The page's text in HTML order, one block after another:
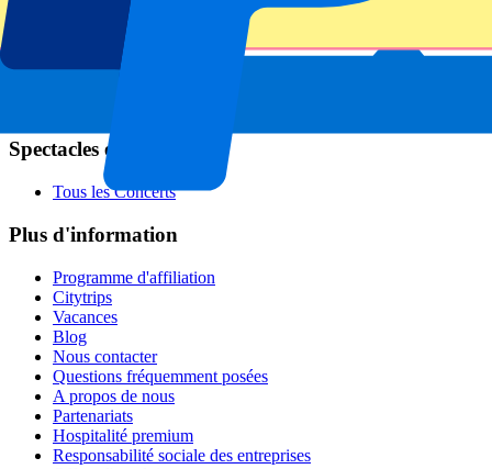
Bundesliga
Eredivisie
Spectacles et festivals
Tous les Concerts
Plus d'information
Programme d'affiliation
Citytrips
Vacances
Blog
Nous contacter
Questions fréquemment posées
A propos de nous
Partenariats
Hospitalité premium
Responsabilité sociale des entreprises